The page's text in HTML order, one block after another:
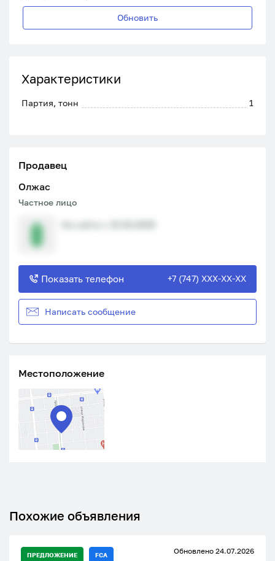
Обновить
Характеристики
Партия, тонн 1
Продавец
Олжас
Частное лицо
Показать телефон +7 (747) XXX-XX-XX
Написать сообщение
Местоположение
Похожие объявления
ПРЕДЛОЖЕНИЕ FCA Обновлено 24.07.2026